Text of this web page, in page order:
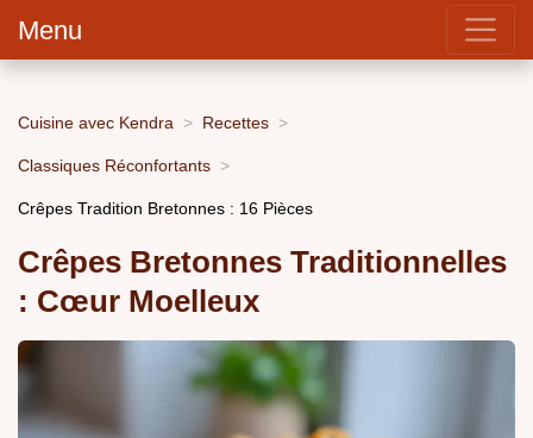
Menu
Cuisine avec Kendra Recettes
Classiques Réconfortants
Crêpes Tradition Bretonnes : 16 Pièces
Crêpes Bretonnes Traditionnelles
: Cœur Moelleux